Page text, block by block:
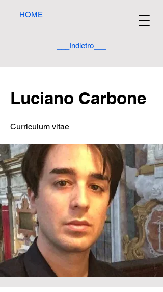
HOME
___Indietro___
Luciano Carbone
Curriculum vitae